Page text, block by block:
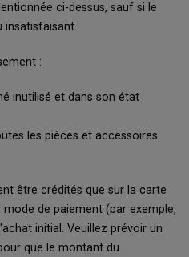
ci-dessus, sauf si le
insatisfaisant.
:
inutilisé et dans son état
les pièces et accessoires
être crédités que sur la carte
de paiement (par exemple,
initial. Veuillez prévoir un
que le montant du